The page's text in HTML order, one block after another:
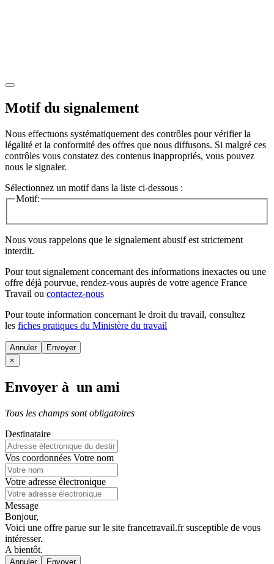
Motif du signalement
Nous effectuons systématiquement des contrôles pour vérifier la
légalité et la conformité des offres que nous diffusons. Si malgré ces
contrôles vous constatez des contenus inappropriés, vous pouvez
nous le signaler.
Sélectionnez un motif dans la liste ci-dessous :
Motif:
Nous vous rappelons que le signalement abusif est strictement
interdit.
Pour tout signalement concernant des informations inexactes ou une
offre déjà pourvue, rendez-vous auprès de votre agence France
Travail ou contactez-nous
Pour toute information concernant le droit du travail, consultez
les fiches pratiques du Ministère du travail
Annuler
×
Envoyer à un ami
Tous les champs sont obligatoires
Destinataire
Vos coordonnées Votre nom
Votre adresse électronique
Message
Bonjour,
Voici une offre parue sur le site francetravail.fr susceptible de vous
intéresser.
A bientôt.
Annuler